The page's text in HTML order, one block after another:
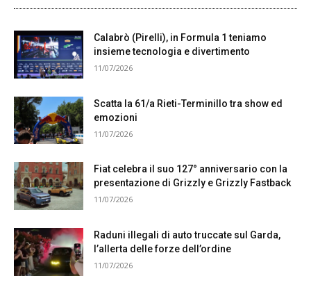
Calabrò (Pirelli), in Formula 1 teniamo
insieme tecnologia e divertimento
11/07/2026
Scatta la 61/a Rieti-Terminillo tra show ed
emozioni
11/07/2026
Fiat celebra il suo 127° anniversario con la
presentazione di Grizzly e Grizzly Fastback
11/07/2026
Raduni illegali di auto truccate sul Garda,
l’allerta delle forze dell’ordine
11/07/2026